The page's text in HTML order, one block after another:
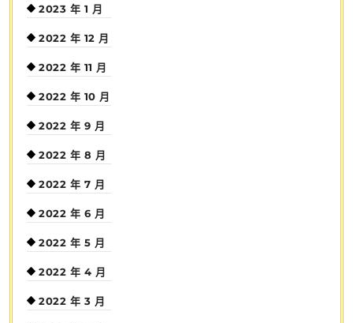
2023 年 1 月
2022 年 12 月
2022 年 11 月
2022 年 10 月
2022 年 9 月
2022 年 8 月
2022 年 7 月
2022 年 6 月
2022 年 5 月
2022 年 4 月
2022 年 3 月